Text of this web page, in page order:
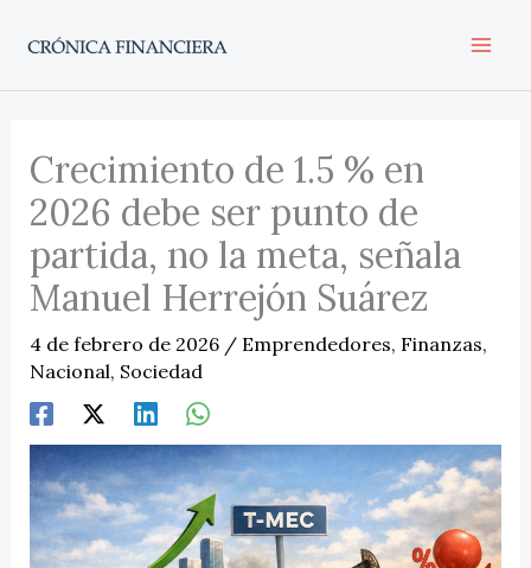
Crecimiento de 1.5 % en
2026 debe ser punto de
partida, no la meta, señala
Manuel Herrejón Suárez
4 de febrero de 2026 / Emprendedores, Finanzas,
Nacional, Sociedad